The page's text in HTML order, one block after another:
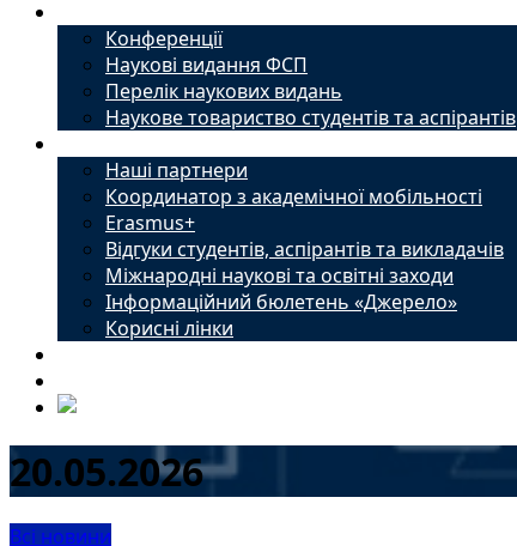
Конференції
Наукові видання ФСП
Перелік наукових видань
Наукове товариство студентів та аспірантів
Наші партнери
Координатор з академічної мобільності
Erasmus+
Відгуки студентів, аспірантів та викладачів
Міжнародні наукові та освітні заходи
Інформаційний бюлетень «Джерело»
Корисні лінки
20.05.2026
Всі новини